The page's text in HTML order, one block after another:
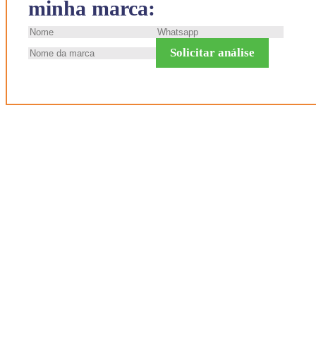
minha marca:
Solicitar análise